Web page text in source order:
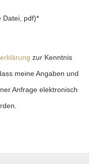
Datei, pdf)*
zur Kenntnis
meine Angaben und
Anfrage elektronisch